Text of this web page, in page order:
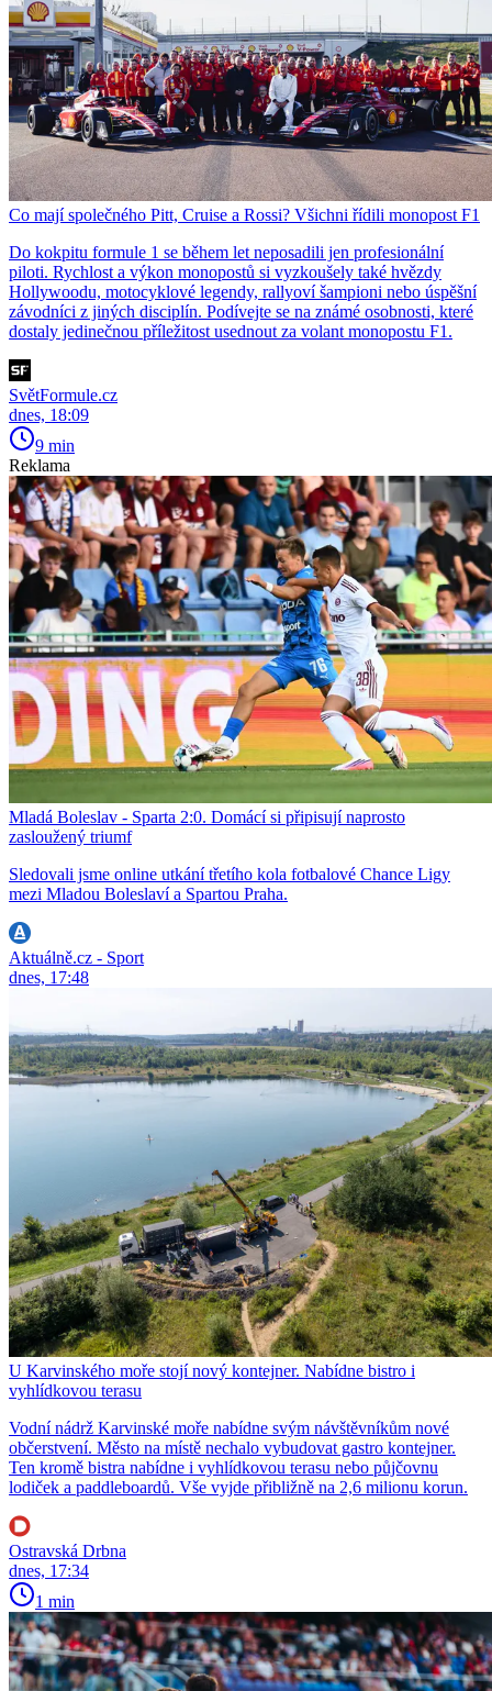
Co mají společného Pitt, Cruise a Rossi? Všichni řídili monopost F1
Do kokpitu formule 1 se během let neposadili jen profesionální
piloti. Rychlost a výkon monopostů si vyzkoušely také hvězdy
Hollywoodu, motocyklové legendy, rallyoví šampioni nebo úspěšní
závodníci z jiných disciplín. Podívejte se na známé osobnosti, které
dostaly jedinečnou příležitost usednout za volant monopostu F1.
SvětFormule.cz
dnes, 18:09
9 min
Reklama
Mladá Boleslav - Sparta 2:0. Domácí si připisují naprosto
zasloužený triumf
Sledovali jsme online utkání třetího kola fotbalové Chance Ligy
mezi Mladou Boleslaví a Spartou Praha.
Aktuálně.cz - Sport
dnes, 17:48
U Karvinského moře stojí nový kontejner. Nabídne bistro i
vyhlídkovou terasu
Vodní nádrž Karvinské moře nabídne svým návštěvníkům nové
občerstvení. Město na místě nechalo vybudovat gastro kontejner.
Ten kromě bistra nabídne i vyhlídkovou terasu nebo půjčovnu
lodiček a paddleboardů. Vše vyjde přibližně na 2,6 milionu korun.
Ostravská Drbna
dnes, 17:34
1 min